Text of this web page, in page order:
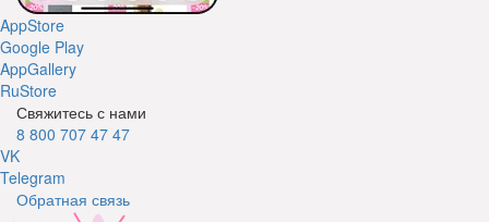
AppStore
Google Play
AppGallery
RuStore
Свяжитесь с нами
8 800 707 47 47
VK
Telegram
Обратная связь